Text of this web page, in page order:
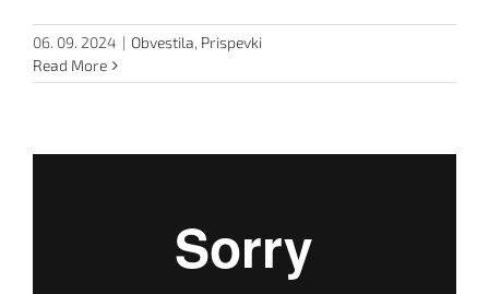
06. 09. 2024 | Obvestila, Prispevki
Read More